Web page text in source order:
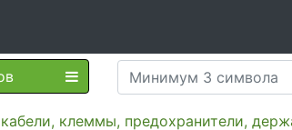
клеммы, предохранители,